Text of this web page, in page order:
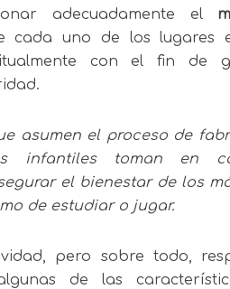
adecuadamente el
cada uno de los lugares
con el fin de
asumen el proceso de
infantiles toman en
el bienestar de los
de estudiar o jugar.
pero sobre todo,
de las